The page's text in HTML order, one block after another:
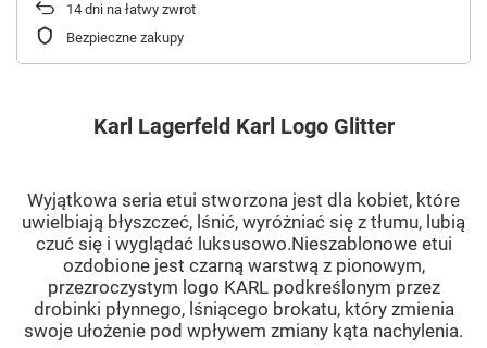
14 dni na łatwy zwrot
Bezpieczne zakupy
Karl Lagerfeld Karl Logo Glitter
Wyjątkowa seria etui stworzona jest dla kobiet, które
uwielbiają błyszczeć, lśnić, wyróżniać się z tłumu, lubią
czuć się i wyglądać luksusowo.Nieszablonowe etui
ozdobione jest czarną warstwą z pionowym,
przezroczystym logo KARL podkreślonym przez
drobinki płynnego, lśniącego brokatu, który zmienia
swoje ułożenie pod wpływem zmiany kąta nachylenia.